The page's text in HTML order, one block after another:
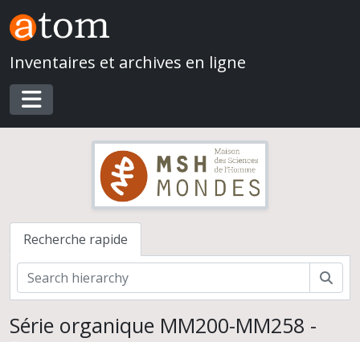
Skip to main content
Inventaires et archives en ligne
Toggle navigation
Recherche rapide
Série organique MM200-MM258 -